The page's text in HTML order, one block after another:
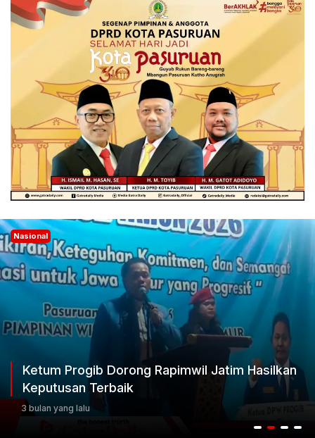
Nasional
Ketum Progib Dorong Rapimwil Jatim Hasilkan
Keputusan Terbaik
3 bulan yang lalu